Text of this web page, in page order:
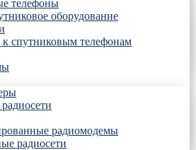
телефоны
оборудование
к спутниковым телефонам
радиомодемы
радиосети